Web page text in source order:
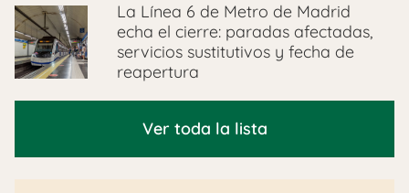
La Línea 6 de Metro de Madrid
echa el cierre: paradas afectadas,
servicios sustitutivos y fecha de
reapertura
Ver toda la lista